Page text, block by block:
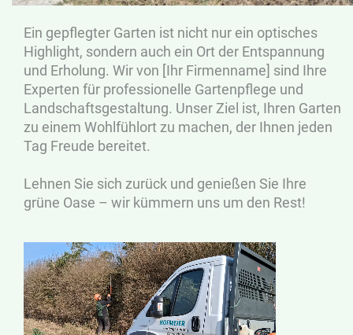
Ein gepflegter Garten ist nicht nur ein optisches
Highlight, sondern auch ein Ort der Entspannung
und Erholung. Wir von [Ihr Firmenname] sind Ihre
Experten für professionelle Gartenpflege und
Landschaftsgestaltung. Unser Ziel ist, Ihren Garten
zu einem Wohlfühlort zu machen, der Ihnen jeden
Tag Freude bereitet.
Lehnen Sie sich zurück und genießen Sie Ihre
grüne Oase – wir kümmern uns um den Rest!